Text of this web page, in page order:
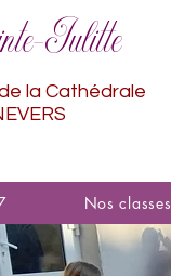
Julitte
la Cathédrale
Nos classes